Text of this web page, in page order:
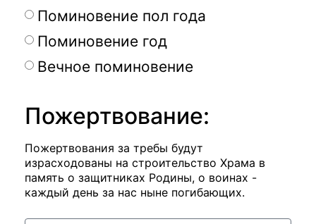
Поминовение пол года
Поминовение год
Вечное поминовение
Пожертвование:
Пожертвования за требы будут
израсходованы на строительство Храма в
память о защитниках Родины, о воинах -
каждый день за нас ныне погибающих.